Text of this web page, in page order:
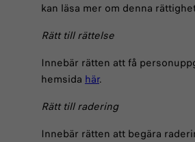
kan läsa mer om denna
Rätt till rättelse
Innebär rätten att få
hemsida här.
Rätt till radering
Innebär rätten att begära